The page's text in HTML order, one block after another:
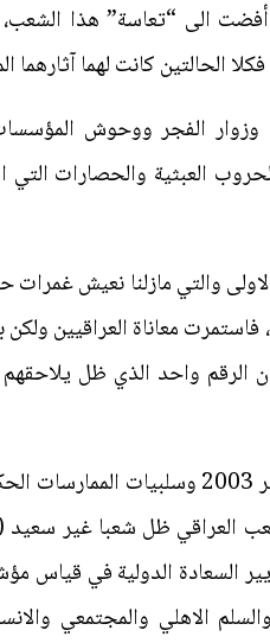
الى “تعاسة” هذا
الحالتين كانت لهما آثارهما
الفجر ووحوش المؤسسات
العبثية والحصارات التي
والتي مازلنا نعيش
فاستمرت معاناة العراقيين
والحالة الثانية على سلبياتها (سلبيات فشل
العراقي ظل شعبا غير
السعادة الدولية في قياس
الاهلي والمجتمعي